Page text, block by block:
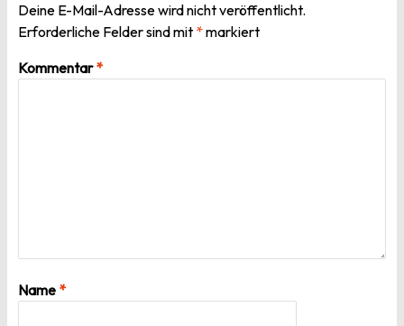
Deine E-Mail-Adresse wird nicht veröffentlicht.
Erforderliche Felder sind mit *markiert
Kommentar*
Name *